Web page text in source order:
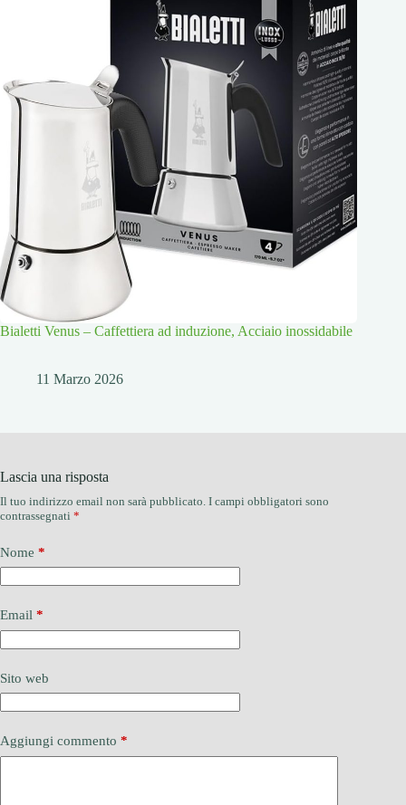
Bialetti Venus – Caffettiera ad induzione, Acciaio inossidabile
11 Marzo 2026
Lascia una risposta
Il tuo indirizzo email non sarà pubblicato. I campi obbligatori sono
contrassegnati *
Nome *
Email *
Sito web
Aggiungi commento *